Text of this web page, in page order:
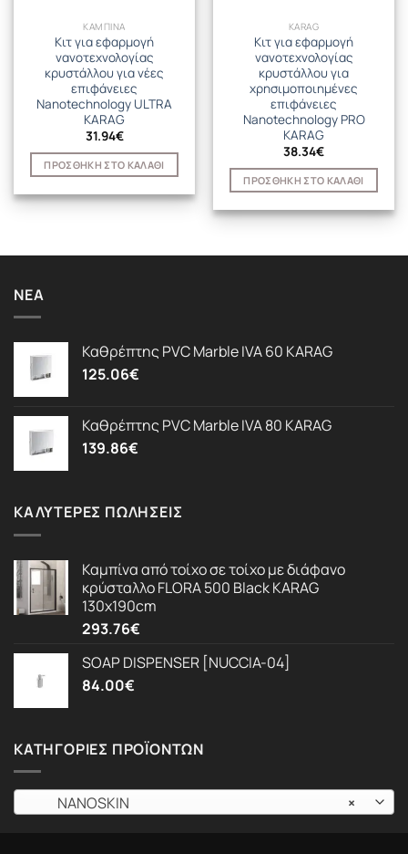
ΚΑΜΠΙΝΑ
Κιτ για εφαρμογή
νανοτεχνολογίας
κρυστάλλου για νέες
επιφάνειες
Nanotechnology ULTRA
KARAG
31.94€
ΠΡΟΣΘΉΚΗ ΣΤΟ ΚΑΛΆΘΙ
KARAG
Κιτ για εφαρμογή
νανοτεχνολογίας
κρυστάλλου για
χρησιμοποιημένες
επιφάνειες
Nanotechnology PRO
KARAG
38.34€
ΠΡΟΣΘΉΚΗ ΣΤΟ ΚΑΛΆΘΙ
ΝΈΑ
Καθρέπτης PVC Marble IVA 60 KARAG
125.06€
Καθρέπτης PVC Marble IVA 80 KARAG
139.86€
ΚΑΛΎΤΕΡΕΣ ΠΩΛΉΣΕΙΣ
Καμπίνα από τοίχο σε τοίχο με διάφανο
κρύσταλλο FLORA 500 Black KARAG
130x190cm
293.76€
SOAP DISPENSER [NUCCIA-04]
84.00€
ΚΑΤΗΓΟΡΊΕΣ ΠΡΟΪΌΝΤΩΝ
×
NANOSKIN